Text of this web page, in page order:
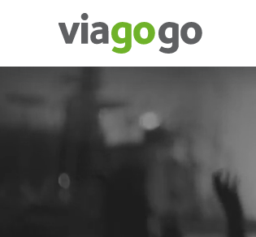
Billets -
Billet pour
concerts,